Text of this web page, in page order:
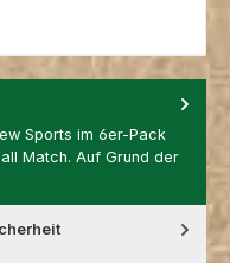
Sports im 6er-Pack
Match. Auf Grund der